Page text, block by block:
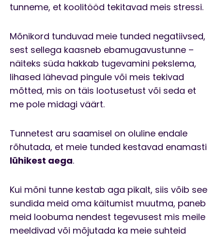
tunneme, et koolitööd tekitavad meis stressi.
Mõnikord tunduvad meie tunded negatiivsed,
sest sellega kaasneb ebamugavustunne –
näiteks süda hakkab tugevamini pekslema,
lihased lähevad pingule või meis tekivad
mõtted, mis on täis lootusetust või seda et
me pole midagi väärt.
Tunnetest aru saamisel on oluline endale
rõhutada, et meie tunded kestavad enamasti
lühikest aega.
Kui mõni tunne kestab aga pikalt, siis võib see
sundida meid oma käitumist muutma, paneb
meid loobuma nendest tegevusest mis meile
meeldivad või mõjutada ka meie suhteid